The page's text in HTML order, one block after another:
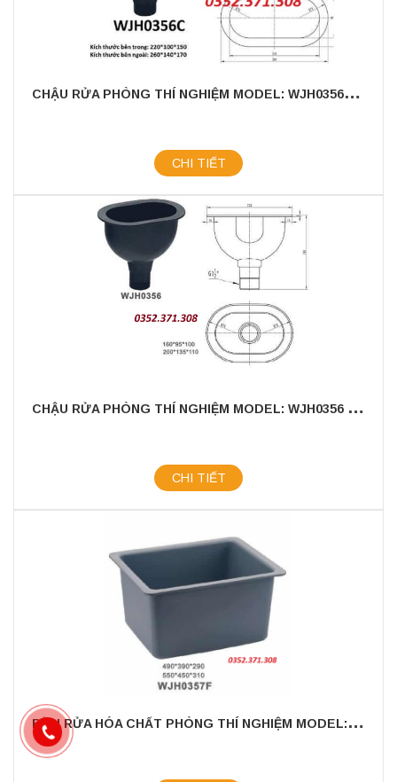
C
HẬU RỬA PHÒNG THÍ NGHIỆM MODEL: WJH0356C - CHẤT LIỆU NHỰA PP CAO CẤP
CHI TIẾT
C
HẬU RỬA PHÒNG THÍ NGHIỆM MODEL: WJH0356 - CHẤT LIỆU NHỰA PP CAO CẤP
CHI TIẾT
B
ỒN RỬA HÓA CHẤT PHÒNG THÍ NGHIỆM MODEL: WJH0357F - CHẤT LIỆU NHỰA PP CAO CẤP